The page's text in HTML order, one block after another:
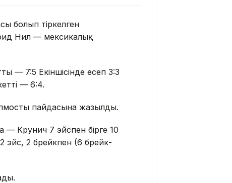
болып тіркелген
Нил — мексикалық
— 7:5 Екіншісінде есеп 3:3
— 6:4.
пайдасына жазылды.
— Крунич 7 эйспен бірге 10
эйс, 2 брейкпен (6 брейк-